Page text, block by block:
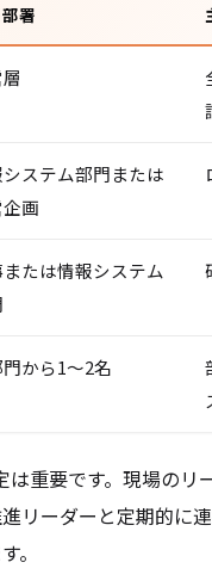
署
ステム部門または
画
または情報システム
から1〜2名
は重要です。現場のリ
リーダーと定期的に
。